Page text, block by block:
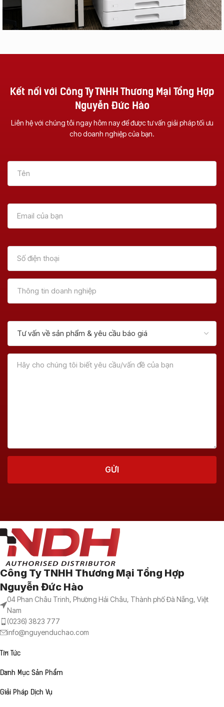
Kết nối với Công Ty TNHH Thương Mại Tổng Hợp
Nguyễn Đức Hào
Liên hệ với chúng tôi ngay hôm nay để được tư vấn giải pháp tối ưu
cho doanh nghiệp của bạn.
Công Ty TNHH Thương Mại Tổng Hợp
Nguyễn Đức Hào
04 Phan Châu Trinh, Phường Hải Châu, Thành phố Đà Nẵng, Việt
Nam
(0236) 3823 777
info@nguyenduchao.com
Tin Tức
Danh Mục Sản Phẩm
Giải Pháp Dịch Vụ